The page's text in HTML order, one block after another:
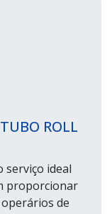
ROLL
serviço ideal
proporcionar
de